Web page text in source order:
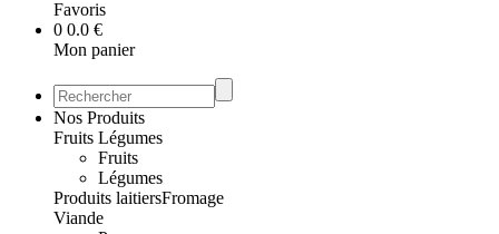
Favoris
0 0.0 €
Mon panier
Nos Produits
Fruits Légumes
Fruits
Légumes
Produits laitiersFromage
Viande